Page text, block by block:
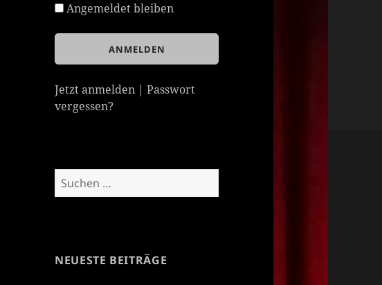
Angemeldet bleiben
Jetzt anmelden |Passwort
vergessen?
Suchen
nach:
NEUESTE BEITRÄGE